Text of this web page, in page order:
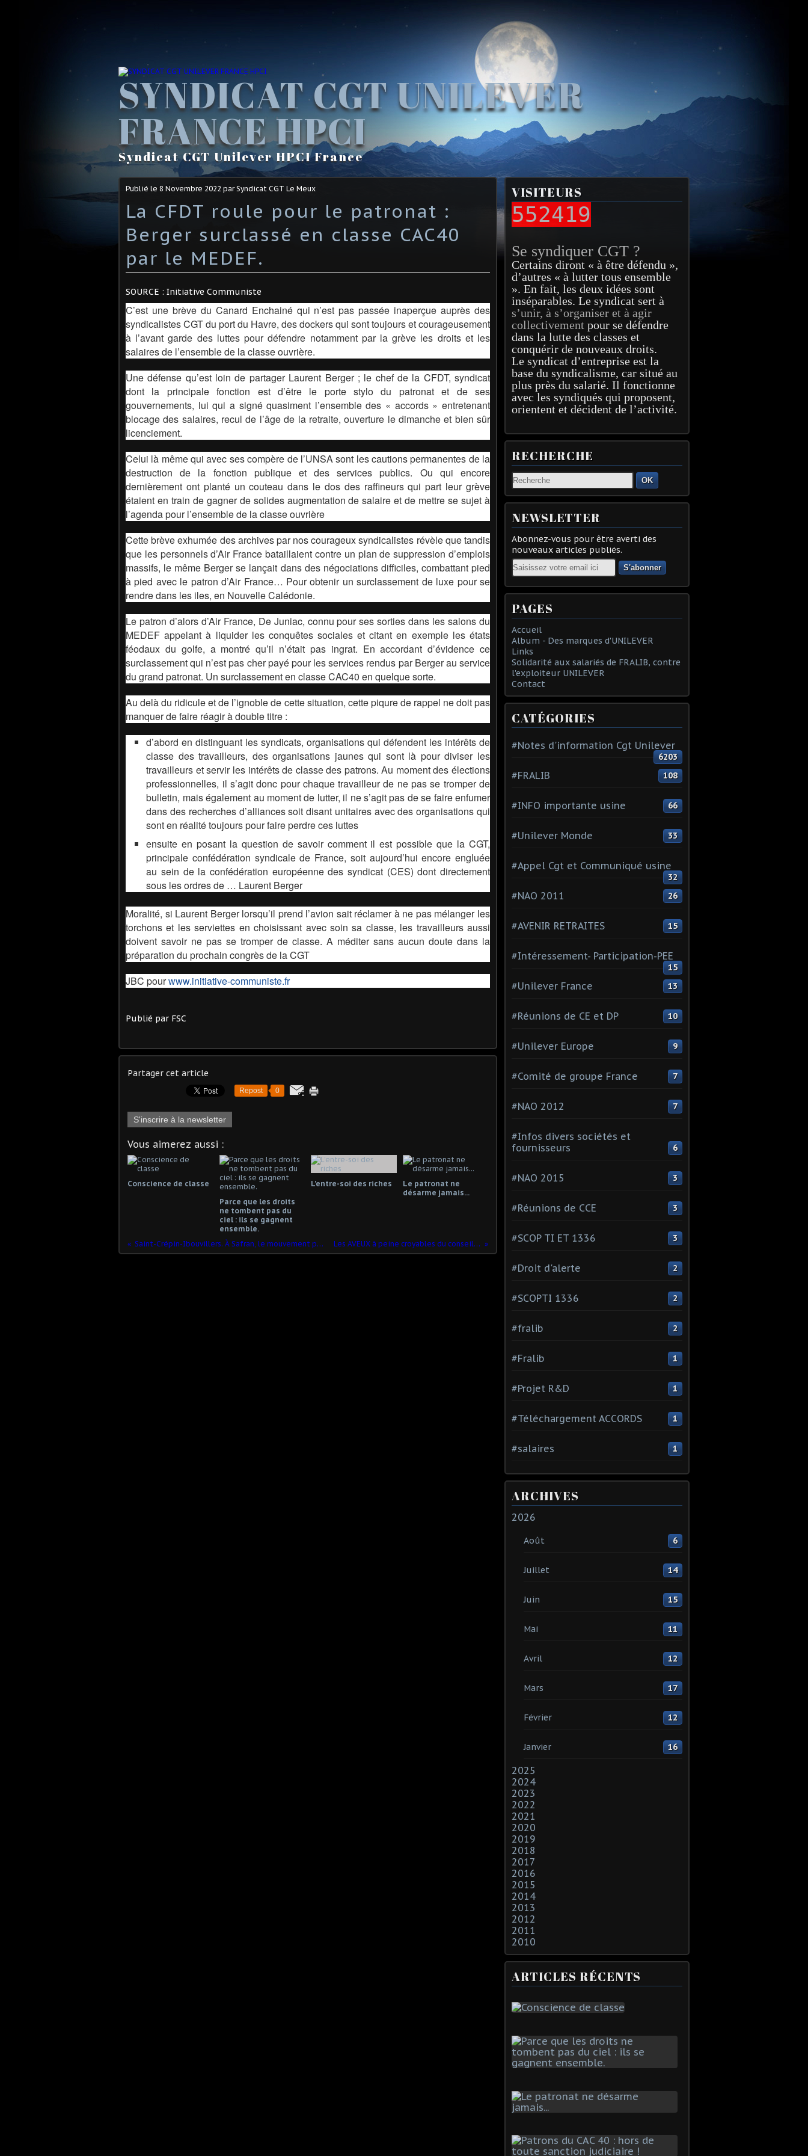
SYNDICAT CGT UNILEVER
FRANCE HPCI
Syndicat CGT Unilever HPCI France
Publié le 8 Novembre 2022 par Syndicat CGT Le Meux
La CFDT roule pour le patronat :
Berger surclassé en classe CAC40
par le MEDEF.
SOURCE : Initiative Communiste
C’est une brève du Canard Enchainé qui n’est pas passée inaperçue auprès des
syndicalistes CGT du port du Havre, des dockers qui sont toujours et courageusement
à l’avant garde des luttes pour défendre notamment par la grève les droits et les
salaires de l’ensemble de la classe ouvrière.
Une défense qu’est loin de partager Laurent Berger ; le chef de la CFDT, syndicat
dont la principale fonction est d’être le porte stylo du patronat et de ses
gouvernements, lui qui a signé quasiment l’ensemble des « accords » entretenant
blocage des salaires, recul de l’âge de la retraite, ouverture le dimanche et bien sûr
licenciement.
Celui là même qui avec ses compère de l’UNSA sont les cautions permanentes de la
destruction de la fonction publique et des services publics. Ou qui encore
dernièrement ont planté un couteau dans le dos des raffineurs qui part leur grève
étaient en train de gagner de solides augmentation de salaire et de mettre se sujet à
l’agenda pour l’ensemble de la classe ouvrière
Cette brève exhumée des archives par nos courageux syndicalistes révèle que tandis
que les personnels d’Air France bataillaient contre un plan de suppression d’emplois
massifs, le même Berger se lançait dans des négociations difficiles, combattant pied
à pied avec le patron d’Air France… Pour obtenir un surclassement de luxe pour se
rendre dans les iles, en Nouvelle Calédonie.
Le patron d’alors d’Air France, De Juniac, connu pour ses sorties dans les salons du
MEDEF appelant à liquider les conquêtes sociales et citant en exemple les états
féodaux du golfe, a montré qu’il n’était pas ingrat. En accordant d’évidence ce
surclassement qui n’est pas cher payé pour les services rendus par Berger au service
du grand patronat. Un surclassement en classe CAC40 en quelque sorte.
Au delà du ridicule et de l’ignoble de cette situation, cette piqure de rappel ne doit pas
manquer de faire réagir à double titre :
d’abord en distinguant les syndicats, organisations qui défendent les intérêts de
classe des travailleurs, des organisations jaunes qui sont là pour diviser les
travailleurs et servir les intérêts de classe des patrons. Au moment des élections
professionnelles, il s’agit donc pour chaque travailleur de ne pas se tromper de
bulletin, mais également au moment de lutter, il ne s’agit pas de se faire enfumer
dans des recherches d’alliances soit disant unitaires avec des organisations qui
sont en réalité toujours pour faire perdre ces luttes
ensuite en posant la question de savoir comment il est possible que la CGT,
principale confédération syndicale de France, soit aujourd’hui encore engluée
au sein de la confédération européenne des syndicat (CES) dont directement
sous les ordres de … Laurent Berger
Moralité, si Laurent Berger lorsqu’il prend l’avion sait réclamer à ne pas mélanger les
torchons et les serviettes en choisissant avec soin sa classe, les travailleurs aussi
doivent savoir ne pas se tromper de classe. A méditer sans aucun doute dans la
préparation du prochain congrès de la CGT
JBC pourwww.initiative-communiste.fr
Publié par FSC
Partager cet article
Repost 0
S'inscrire à la newsletter
Vous aimerez aussi :
Conscience de classe
Parce que les droits
ne tombent pas du
ciel : ils se gagnent
ensemble.
L'entre-soi des riches
Le patronat ne
désarme jamais...
Saint-Crépin-Ibouvillers. À Safran, le mouvement pour des augmentations de salaire devrait être reconduit Les AVEUX à peine croyables du conseiller de ZELENSKY sur la guerre avec la RUSSIE
VISITEURS
552419
Se syndiquer CGT ?
Certains diront « à être défendu »,
d’autres « à lutter tous ensemble
». En fait, les deux idées sont
inséparables. Le syndicat sert à
s’unir, à s’organiser et à agir
collectivement pour se défendre
dans la lutte des classes et
conquérir de nouveaux droits.
Le syndicat d’entreprise est la
base du syndicalisme, car situé au
plus près du salarié. Il fonctionne
avec les syndiqués qui proposent,
orientent et décident de l’activité.
RECHERCHE
OK
NEWSLETTER
Abonnez-vous pour être averti des
nouveaux articles publiés.
Email
PAGES
Accueil
Album - Des marques d'UNILEVER
Links
Solidarité aux salariés de FRALIB, contre
l'exploiteur UNILEVER
Contact
CATÉGORIES
#Notes d'information Cgt Unilever
6203
#FRALIB 108
#INFO importante usine 66
#Unilever Monde 33
#Appel Cgt et Communiqué usine
32
#NAO 2011 26
#AVENIR RETRAITES 15
#Intéressement- Participation-PEE
15
#Unilever France 13
#Réunions de CE et DP 10
#Unilever Europe 9
#Comité de groupe France 7
#NAO 2012 7
#Infos divers sociétés et
fournisseurs
6
#NAO 2015 3
#Réunions de CCE 3
#SCOP TI ET 1336 3
#Droit d'alerte 2
#SCOPTI 1336 2
#fralib 2
#Fralib 1
#Projet R&D 1
#Téléchargement ACCORDS 1
#salaires 1
ARCHIVES
2026
Août 6
Juillet 14
Juin 15
Mai 11
Avril 12
Mars 17
Février 12
Janvier 16
2025
2024
2023
2022
2021
2020
2019
2018
2017
2016
2015
2014
2013
2012
2011
2010
ARTICLES RÉCENTS